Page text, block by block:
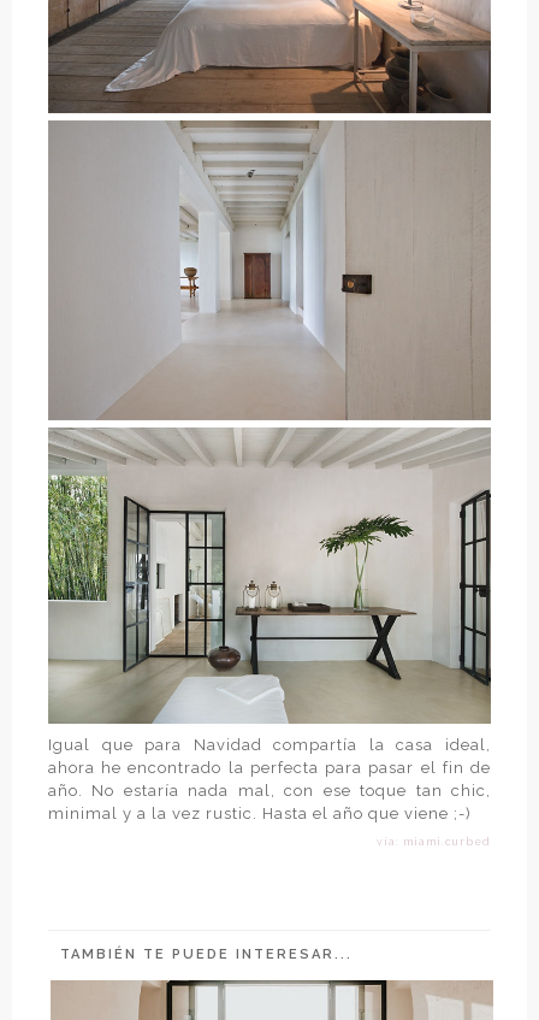
Igual que para Navidad compartía la casa ideal,
ahora he encontrado la perfecta para pasar el fin de
año. No estaría nada mal, con ese toque tan chic,
minimal y a la vez rustic. Hasta el año que viene ;-)
vía: miami.curbed
TAMBIÉN TE PUEDE INTERESAR...